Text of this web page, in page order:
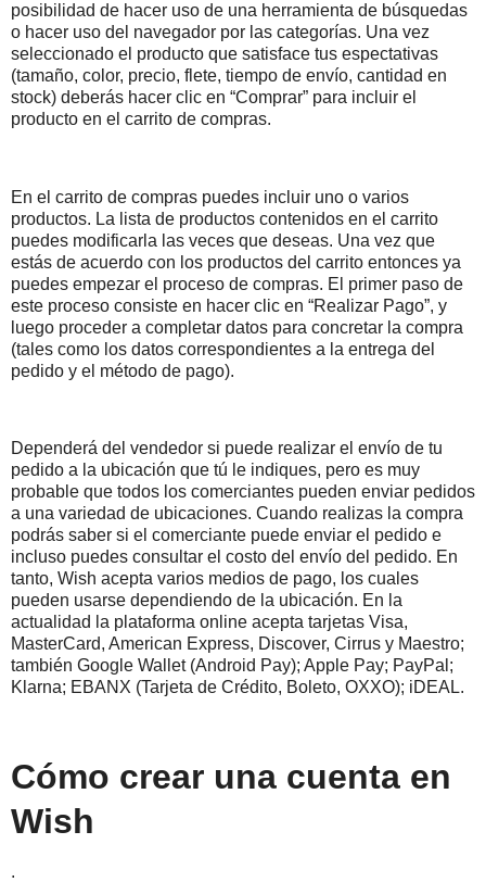
posibilidad de hacer uso de una herramienta de búsquedas
o hacer uso del navegador por las categorías. Una vez
seleccionado el producto que satisface tus espectativas
(tamaño, color, precio, flete, tiempo de envío, cantidad en
stock) deberás hacer clic en “Comprar” para incluir el
producto en el carrito de compras.
En el carrito de compras puedes incluir uno o varios
productos. La lista de productos contenidos en el carrito
puedes modificarla las veces que deseas. Una vez que
estás de acuerdo con los productos del carrito entonces ya
puedes empezar el proceso de compras. El primer paso de
este proceso consiste en hacer clic en “Realizar Pago”, y
luego proceder a completar datos para concretar la compra
(tales como los datos correspondientes a la entrega del
pedido y el método de pago).
Dependerá del vendedor si puede realizar el envío de tu
pedido a la ubicación que tú le indiques, pero es muy
probable que todos los comerciantes pueden enviar pedidos
a una variedad de ubicaciones. Cuando realizas la compra
podrás saber si el comerciante puede enviar el pedido e
incluso puedes consultar el costo del envío del pedido. En
tanto, Wish acepta varios medios de pago, los cuales
pueden usarse dependiendo de la ubicación. En la
actualidad la plataforma online acepta tarjetas Visa,
MasterCard, American Express, Discover, Cirrus y Maestro;
también Google Wallet (Android Pay); Apple Pay; PayPal;
Klarna; EBANX (Tarjeta de Crédito, Boleto, OXXO); iDEAL.
Cómo crear una cuenta en
Wish
.